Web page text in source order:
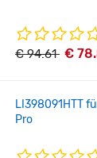
€ 94.61 €
LI398091HTT
Pro